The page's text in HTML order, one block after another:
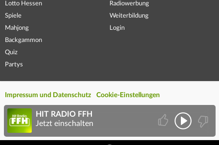
Lotto Hessen
Spiele
Mahjong
Backgammon
Quiz
Partys
Radiowerbung
Weiterbildung
Login
Impressum und Datenschutz Cookie-Einstellungen
HIT RADIO FFH
Jetzt einschalten